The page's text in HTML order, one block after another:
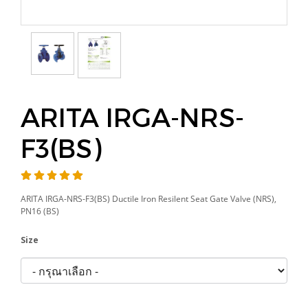
ARITA IRGA-NRS-
F3(BS)
ARITA IRGA-NRS-F3(BS) Ductile Iron Resilent Seat Gate Valve (NRS),
PN16 (BS)
Size